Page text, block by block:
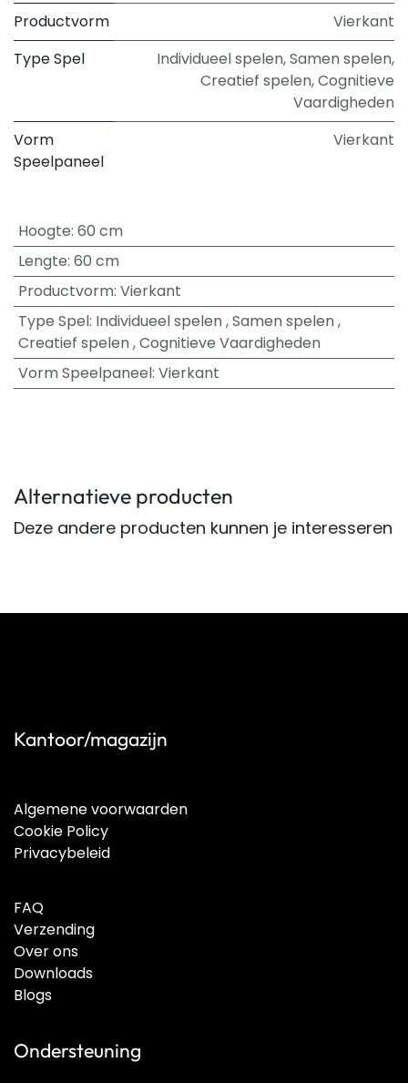
Productvorm
Vierkant
Type Spel
Individueel spelen,Samen spelen,
Creatief spelen,Cognitieve
Vaardigheden
Vorm
Speelpaneel
Vierkant
Hoogte: 60 cm
Lengte: 60 cm
Productvorm: Vierkant
Type Spel: Individueel spelen,Samen spelen,
Creatief spelen,Cognitieve Vaardigheden
Vorm Speelpaneel: Vierkant
Alternatieve producten
Deze andere producten kunnen je interesseren
Kantoor/magazijn
Algemene voorwaarden
Cookie Policy
Privacybeleid
FAQ
Verzending
Over ons
Downloads
Blogs
Ondersteuning